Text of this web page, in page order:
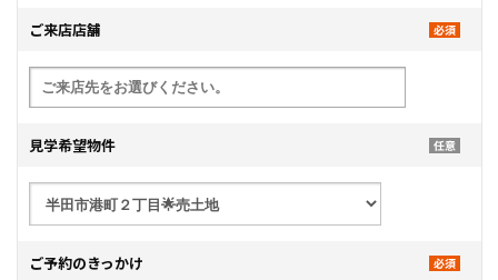
ご来店店舗
見学希望物件
ご予約のきっかけ